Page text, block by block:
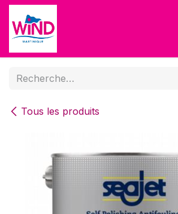
Se rendre au contenu
Tous les produits